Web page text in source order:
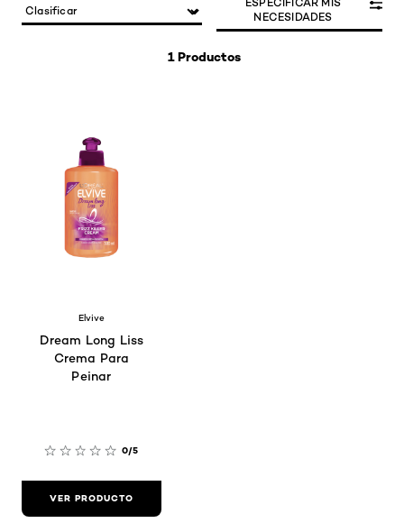
1 Productos
NECESIDADES
Elvive
Dream Long Liss
Crema Para
Peinar
0/5
VER PRODUCTO